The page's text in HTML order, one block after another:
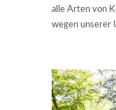
alle Arten von
wegen unserer